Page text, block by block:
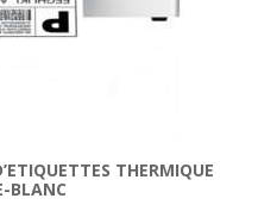
THERMIQUE
BLANC